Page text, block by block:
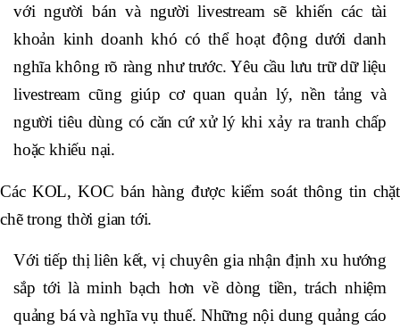
với người bán và người livestream sẽ khiến các tài
khoản kinh doanh khó có thể hoạt động dưới danh
nghĩa không rõ ràng như trước. Yêu cầu lưu trữ dữ liệu
livestream cũng giúp cơ quan quản lý, nền tảng và
người tiêu dùng có căn cứ xử lý khi xảy ra tranh chấp
hoặc khiếu nại.
Các KOL, KOC bán hàng được kiểm soát thông tin chặt
chẽ trong thời gian tới.
Với tiếp thị liên kết, vị chuyên gia nhận định xu hướng
sắp tới là minh bạch hơn về dòng tiền, trách nhiệm
quảng bá và nghĩa vụ thuế. Những nội dung quảng cáo